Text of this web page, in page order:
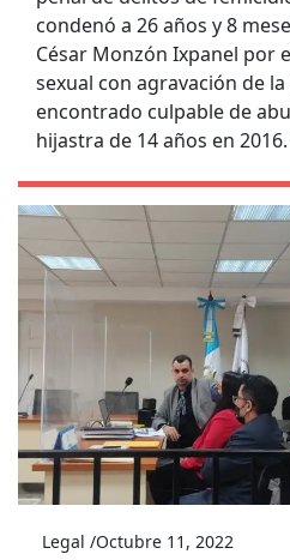
condenó a 26 años y 8
César Monzón Ixpanel por
sexual con agravación de
encontrado culpable de
hijastra de 14 años en
Legal /Octubre 11, 2022